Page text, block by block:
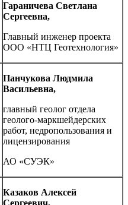
Гараничева Светлана
Сергеевна,
Главный инженер проекта
ООО «НТЦ Геотехнология»
Панчукова Людмила
Васильевна,
главный геолог отдела
геолого-маркшейдерских
работ, недропользования и
лицензирования
АО «СУЭК»
Казаков Алексей